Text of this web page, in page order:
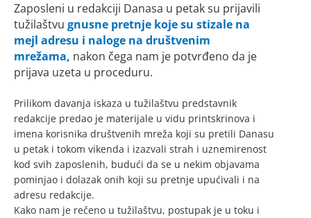
Zaposleni u redakciji Danasa u petak su prijavili
tužilaštvu gnusne pretnje koje su stizale na
mejl adresu i naloge na društvenim
mrežama, nakon čega nam je potvrđeno da je
prijava uzeta u proceduru.
Prilikom davanja iskaza u tužilaštvu predstavnik
redakcije predao je materijale u vidu printskrinova i
imena korisnika društvenih mreža koji su pretili Danasu
u petak i tokom vikenda i izazvali strah i uznemirenost
kod svih zaposlenih, budući da se u nekim objavama
pominjao i dolazak onih koji su pretnje upućivali i na
adresu redakcije.
Kako nam je rečeno u tužilaštvu, postupak je u toku i